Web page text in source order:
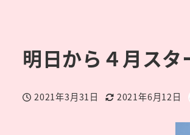
明日から４月スタ
投稿日
2021年3月31日
更新日
2021年6月12日